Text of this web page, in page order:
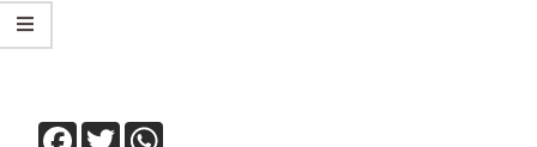
Facebook
Twitter